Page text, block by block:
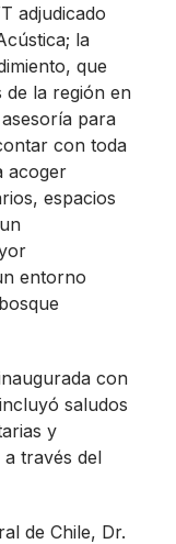
adjudicado
la
que
de la región en
para
con toda
acoger
espacios
entorno
con
saludos
y
través del
de Chile, Dr.